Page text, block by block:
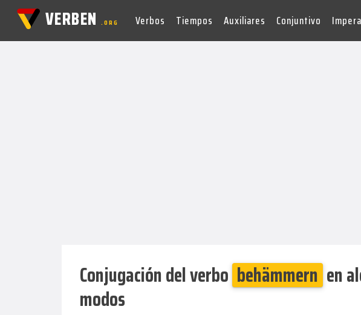
VERBEN.ORG Verbos Tiempos Auxiliares Conjuntivo
Conjugación del verbo behämmern en
modos